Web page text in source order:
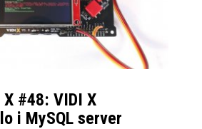
#48: VIDI X
i MySQL server